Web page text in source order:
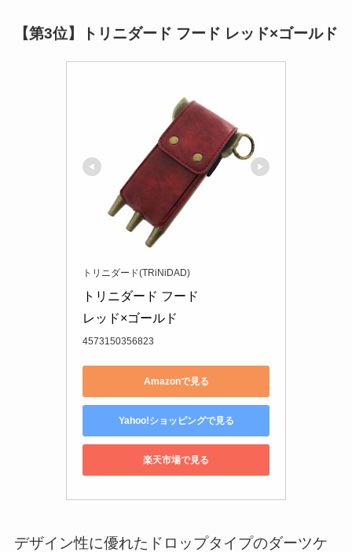
【第3位】トリニダード フード レッド×ゴールド
トリニダード(TRiNiDAD)
トリニダード フード
レッド×ゴールド
4573150356823
Amazonで見る
Yahoo!ショッピングで見る
楽天市場で見る
デザイン性に優れたドロップタイプのダーツケ